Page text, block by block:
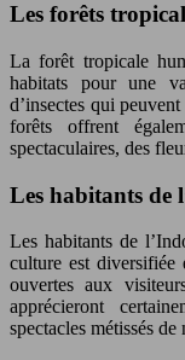
Les forêts
La forêt tropicale
habitats pour une
d’insectes qui
forêts offrent
spectaculaires, des
Les habitants de
Les habitants de
culture est diversifiée
ouvertes aux
apprécieront
spectacles métissés